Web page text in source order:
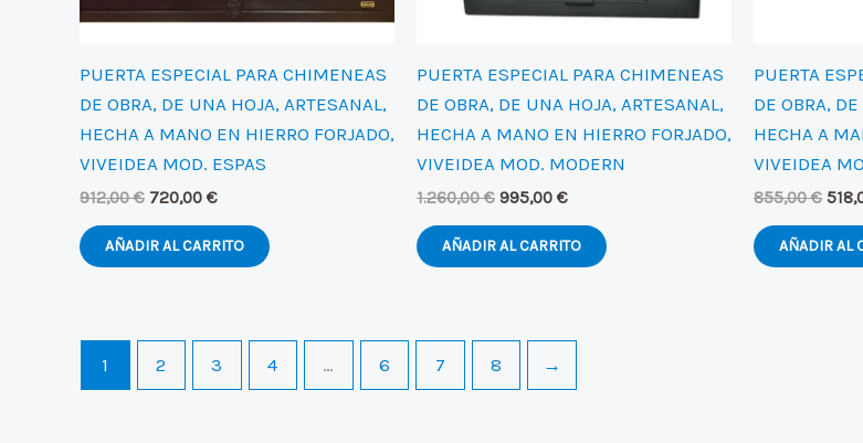
PUERTA ESPECIAL PARA CHIMENEAS
DE OBRA, DE UNA HOJA, ARTESANAL,
HECHA A MANO EN HIERRO FORJADO,
VIVEIDEA MOD. ESPAS
912,00€ El
original
720,00 €El
actual
AÑADIR AL CARRITO
PUERTA ESPECIAL PARA CHIMENEAS
DE OBRA, DE UNA HOJA, ARTESANAL,
HECHA A MANO EN HIERRO FORJADO,
VIVEIDEA MOD. MODERN
1.260,00€ El
original
995,00 €El
actual
AÑADIR AL CARRITO
PUERTA
DE OBRA,
HECHA A
VIVEIDEA
855,00€ El
AÑADIR AL
1 2 3 4 … 6 7 8 →